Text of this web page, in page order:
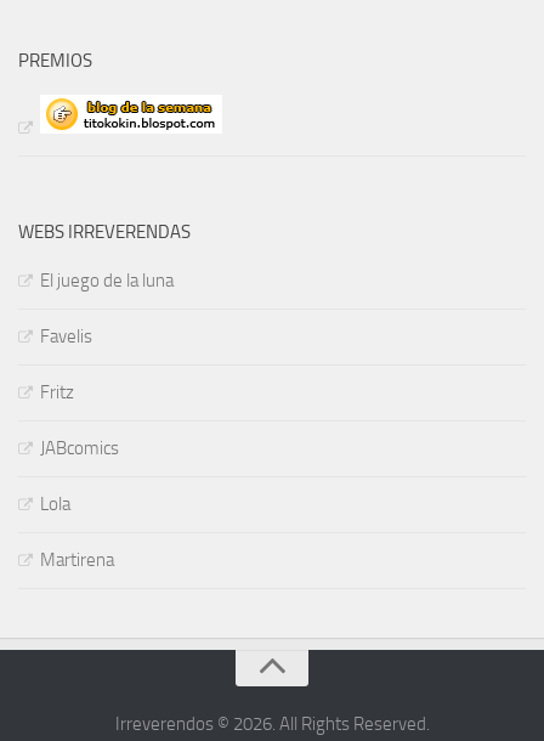
PREMIOS
WEBS IRREVERENDAS
El juego de la luna
Favelis
Fritz
JABcomics
Lola
Martirena
Irreverendos © 2026. All Rights Reserved.